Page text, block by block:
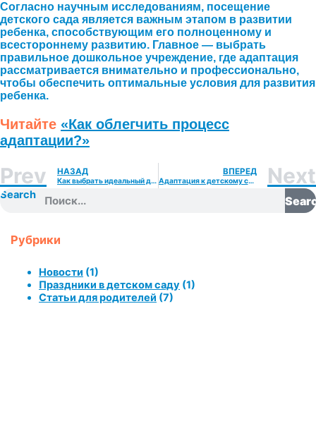
Согласно научным исследованиям, посещение
детского сада является важным этапом в развитии
ребенка, способствующим его полноценному и
всестороннему развитию. Главное — выбрать
правильное дошкольное учреждение, где адаптация
рассматривается внимательно и профессионально,
чтобы обеспечить оптимальные условия для развития
ребенка.
Читайте «Как облегчить процесс
адаптации?»
Prev НАЗАД
Как выбрать идеальный детский сад для вашего ребенка
ВПЕРЕД
Адаптация к детскому саду Next
Search
Рубрики
Новости (1)
Праздники в детском саду (1)
Статьи для родителей (7)